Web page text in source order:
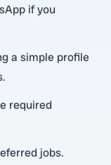
if you
a simple profile
required
jobs.